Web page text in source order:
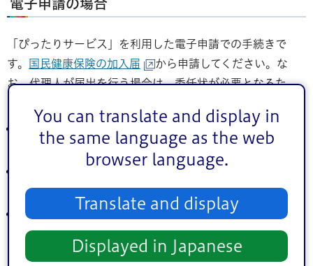
You can translate and display in
the same language as the web
browser language.
Translate and display
Displayed in Japanese
電子申請の場合
「ぴったりサービス」を利用した電子申請での手続きで
す。
国民健康保険の加入届
から申請してください。な
お、代理人が届出を行う場合は、委任状が必要となるた
申請者本人のマイナンバーカード及び暗証番号（6桁以上
の署名用電子証明書用暗証番号）
パソコン及びICカードリーダライタ又はマイナンバーカ
ード対応スマートフォン
これまで加入していた健康保険の喪失日がわかるもの
（健康保険資格喪失証明）の画像（写真）データ。スマ
ートフォン又はタブレットから申請される方は、申請フ